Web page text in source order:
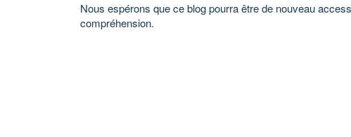
Nous espérons que ce blog pourra être de nouveau
compréhension.